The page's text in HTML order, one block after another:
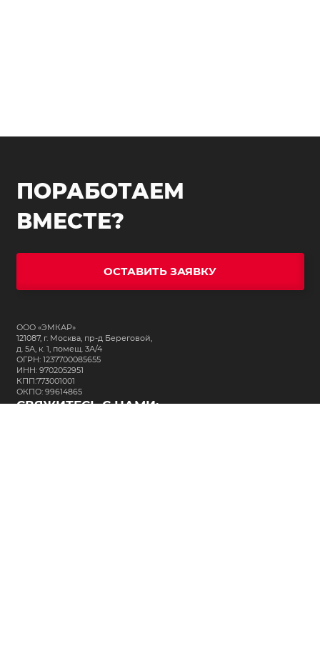
ПОРАБОТАЕМ
ВМЕСТЕ?
ОСТАВИТЬ ЗАЯВКУ
ООО «ЭМКАР»
121087, г. Москва, пр-д Береговой,
д. 5А, к. 1, помещ. 3А/4
ОГРН: 1237700085655
ИНН: 9702052951
КПП:773001001
ОКПО: 99614865
СВЯЖИТЕСЬ С НАМИ: